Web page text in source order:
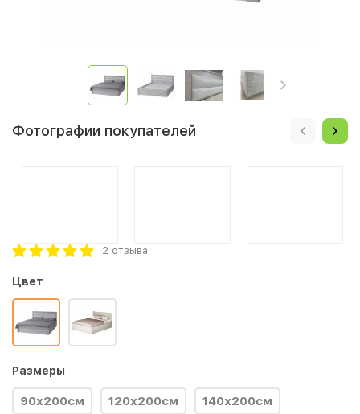
Фотографии покупателей
2 отзыва
Цвет
Размеры
90х200см 120х200см 140х200см